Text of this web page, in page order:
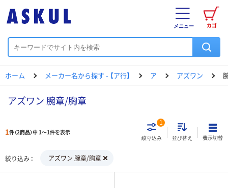
カゴ
メニュー
ホーム メーカー名から探す - 【ア行】 ア アズワン
アズワン 腕章/胸章
1件（2商品）中 1～1件を表示
絞り込み
1
並び替え 表示切替
絞り込み アズワン 腕章/胸章